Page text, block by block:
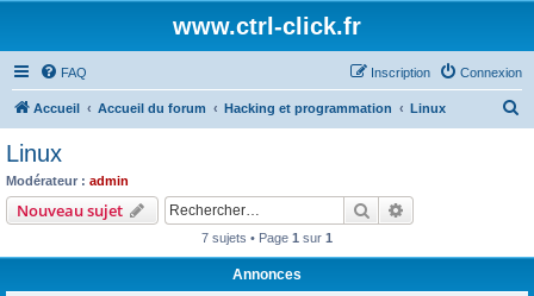
www.ctrl-click.fr
FAQ Connexion
Inscription
Accueil Accueil du forum Hacking et programmation Linux
Linux
Modérateur : admin
Nouveau sujet Rechercher
7 sujets • Page 1 sur 1
Annonces